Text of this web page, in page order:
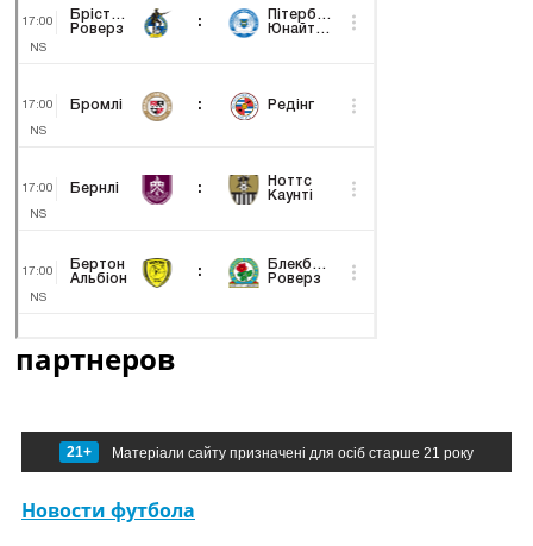
партнеров
21+ Матеріали сайту призначені для осіб старше 21 року
Новости футбола